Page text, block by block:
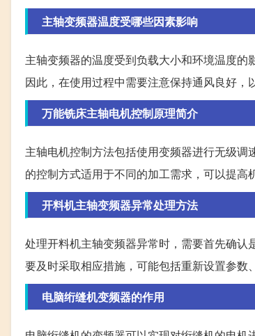
主轴变频器温度受哪些因素影响
主轴变频器的温度受到负载大小和环境温度的
因此，在使用过程中需要注意保持通风良好，
万能铣床主轴电机控制原理简介
主轴电机控制方法包括使用变频器进行无级
的控制方式适用于不同的加工需求，可以提高
开料机主轴变频器异常处理方法
处理开料机主轴变频器异常时，需要首先确
要及时采取相应措施，可能包括重新设置参数
电脑绗缝机变频器的作用